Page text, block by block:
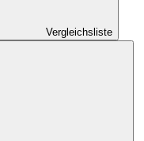
Vergleichsliste